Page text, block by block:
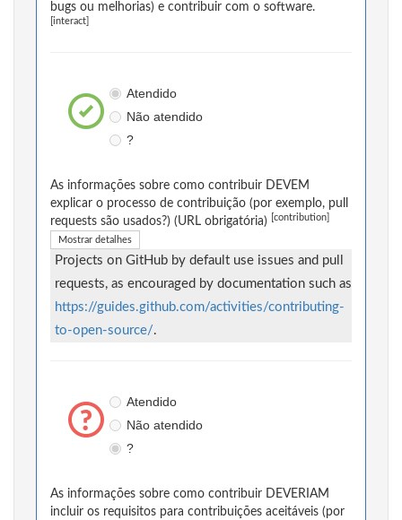
bugs ou melhorias) e contribuir com o software.
[interact]
Atendido
Não atendido
?
As informações sobre como contribuir DEVEM
explicar o processo de contribuição (por exemplo, pull
requests são usados?) (URL obrigatória)
[contribution]
Mostrar detalhes
Projects on GitHub by default use issues and pull
requests, as encouraged by documentation such as
https://guides.github.com/activities/contributing-
to-open-source/.
Atendido
Não atendido
?
As informações sobre como contribuir DEVERIAM
incluir os requisitos para contribuições aceitáveis (por